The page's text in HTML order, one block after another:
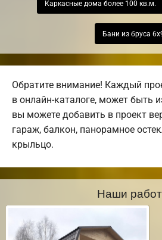
Каркасные дома более 100 кв.м.
Бани из бруса
Обратите внимание! Каждый
в онлайн-каталоге, может быть
вы можете добавить в проект
гараж, балкон, панорамное
крыльцо.
Наши